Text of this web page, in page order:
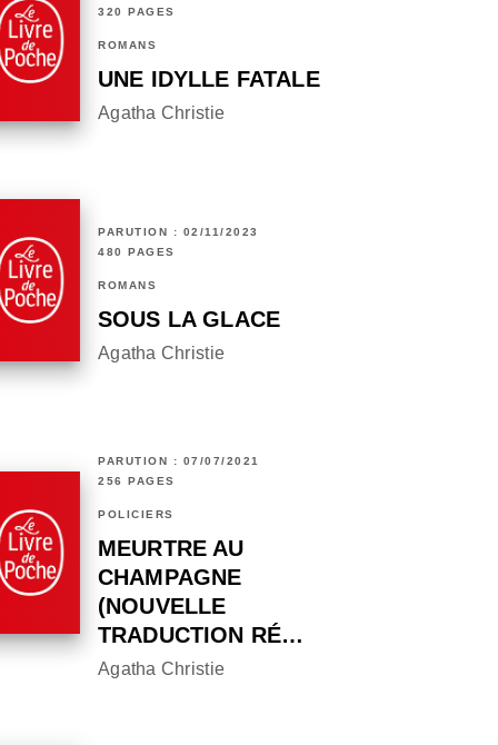
320 PAGES
ROMANS
UNE IDYLLE FATALE
Agatha Christie
PARUTION : 02/11/2023
480 PAGES
ROMANS
SOUS LA GLACE
Agatha Christie
PARUTION : 07/07/2021
256 PAGES
POLICIERS
MEURTRE AU
CHAMPAGNE
(NOUVELLE
TRADUCTION RÉ…
Agatha Christie